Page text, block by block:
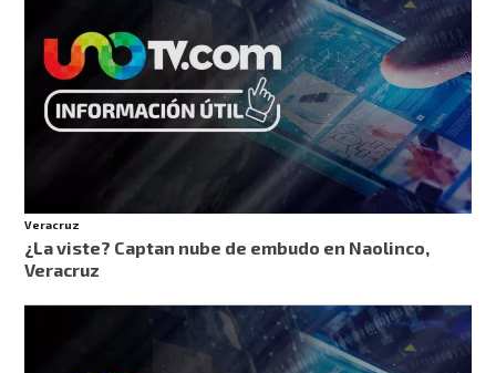
Veracruz
¿La viste? Captan nube de embudo en Naolinco,
Veracruz